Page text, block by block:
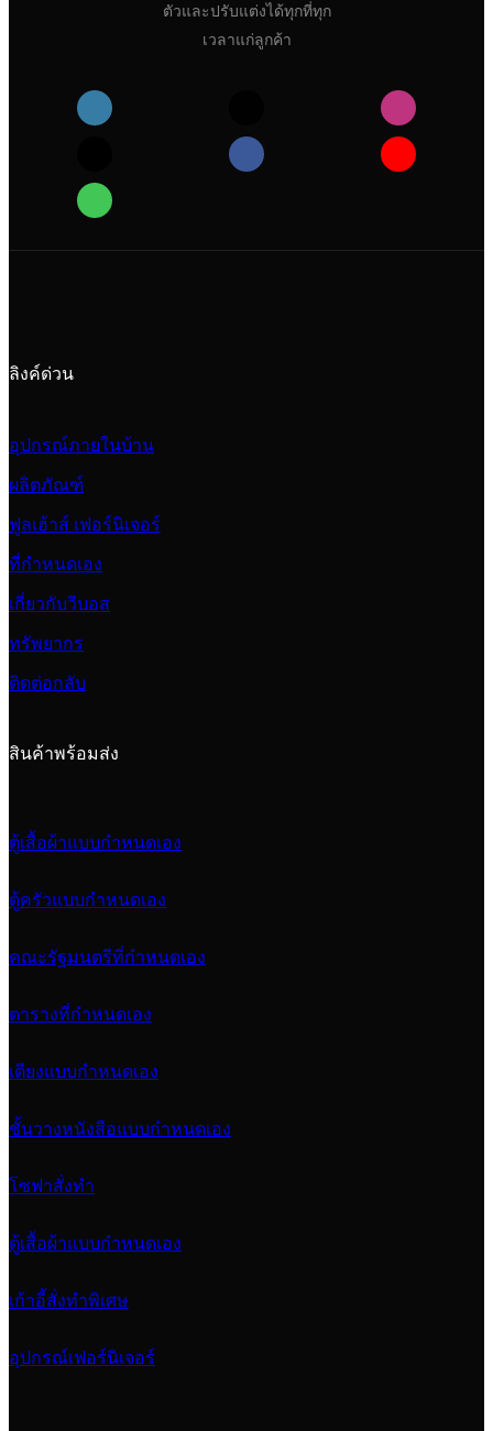
ตัวและปรับแต่งได้ทุกที่ทุก
เวลาแก่ลูกค้า
ลิงค์ด่วน
อุปกรณ์ภายในบ้าน
ผลิตภัณฑ์
ฟูลเฮ้าส์ เฟอร์นิเจอร์
ที่กำหนดเอง
เกี่ยวกับวีบอส
ทรัพยากร
ติดต่อกลับ
สินค้าพร้อมส่ง
ตู้เสื้อผ้าแบบกำหนดเอง
ตู้ครัวแบบกำหนดเอง
คณะรัฐมนตรีที่กำหนดเอง
ตารางที่กำหนดเอง
เตียงแบบกำหนดเอง
ชั้นวางหนังสือแบบกำหนดเอง
โซฟาสั่งทำ
ตู้เสื้อผ้าแบบกำหนดเอง
เก้าอี้สั่งทำพิเศษ
อุปกรณ์เฟอร์นิเจอร์